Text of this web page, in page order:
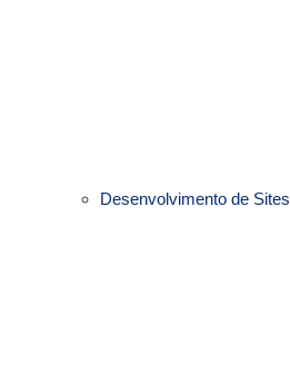
Desenvolvimento de Sites